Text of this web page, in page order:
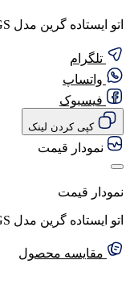
اتو ایستاده گرین مدل GGS-9102-GS
تلگرام
واتساپ
فیسبوک
کپی کردن لینک
نمودار قیمت
نمودار قیمت
اتو ایستاده گرین مدل GGS-9102-GS
مقایسه محصول